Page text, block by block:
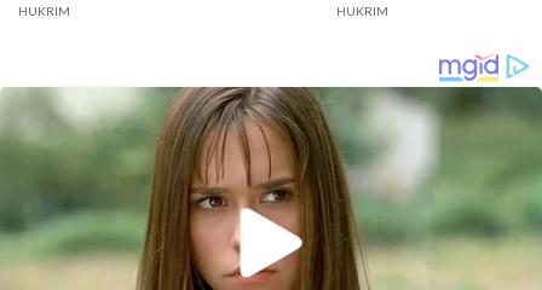
HUKRIM HUKRIM